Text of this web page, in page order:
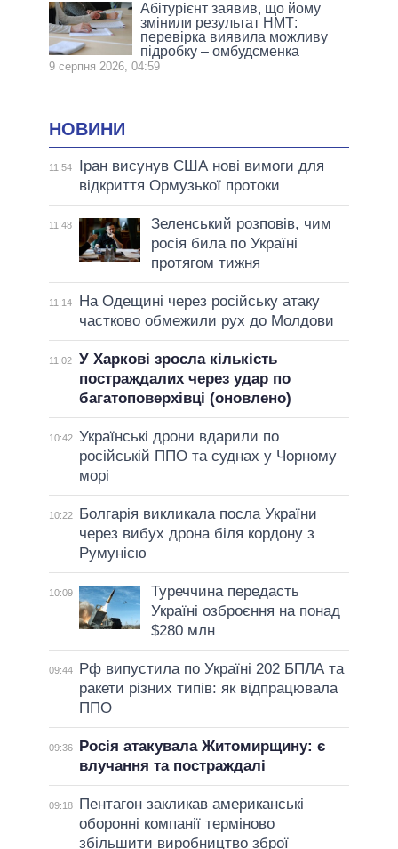
Абітурієнт заявив, що йому
змінили результат НМТ:
перевірка виявила можливу
підробку – омбудсменка
9 серпня 2026, 04:59
НОВИНИ
11:54
Іран висунув США нові вимоги для
відкриття Ормузької протоки
11:48
Зеленський розповів, чим
росія била по Україні
протягом тижня
11:14
На Одещині через російську атаку
частково обмежили рух до Молдови
11:02
У Харкові зросла кількість
постраждалих через удар по
багатоповерхівці (оновлено)
10:42 Українські дрони вдарили по
російській ППО та суднах у Чорному
морі
10:22
Болгарія викликала посла України
через вибух дрона біля кордону з
Румунією
10:09
Туреччина передасть
Україні озброєння на понад
$280 млн
09:44
Рф випустила по Україні 202 БПЛА та
ракети різних типів: як відпрацювала
ППО
09:36
Росія атакувала Житомирщину: є
влучання та постраждалі
09:18
Пентагон закликав американські
оборонні компанії терміново
збільшити виробництво зброї